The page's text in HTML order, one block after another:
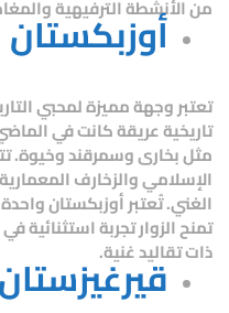
من الأنشطة الترفيهية
أوزبكستان
تعتبر وجهة مميزة لمحبي
تاريخية عريقة كانت في
مثلبخارىوسمرقندوخيوة.
الإسلامي والزخارف
الغني. تُعتبر أوزبكستان
تمنح الزوار تجربة
ذات تقاليد غنية.
قيرغيزستان